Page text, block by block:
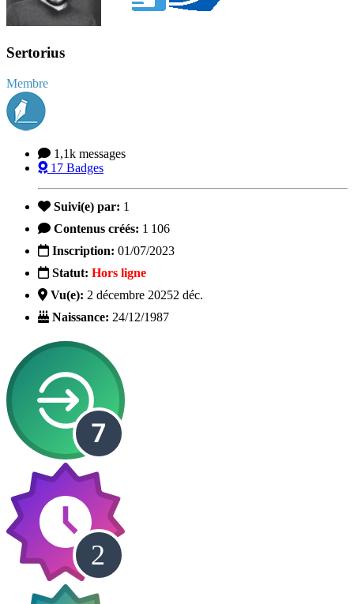
Sertorius
Membre
1,1k messages
17 Badges
Suivi(e) par: 1
Contenus créés: 1 106
Inscription: 01/07/2023
Statut: Hors ligne
Vu(e): 2 décembre 20252 déc.
Naissance: 24/12/1987